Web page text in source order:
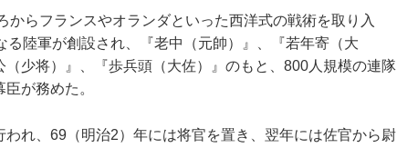
らフランスやオランダといった西洋式の戦術を取り入
陸軍が創設され、『老中（元帥）』、『若年寄（大
少将）』、『歩兵頭（大佐）』のもと、800人規模の連隊
が務めた。
れ、69（明治2）年には将官を置き、翌年には佐官から尉